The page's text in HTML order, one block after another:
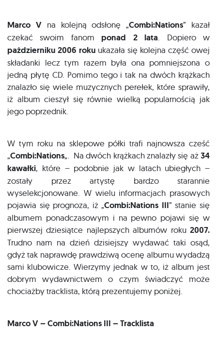
Marco Vna kolejną odsłonę „Combi:Nations” kazał
czekać swoim fanom ponad 2 lata. Dopiero w
pażdzierniku 2006 roku ukazała się kolejna część owej
składanki lecz tym razem była ona pomniejszona o
jedną płytę CD. Pomimo tego i tak na dwóch krążkach
znalazło się wiele muzycznych perełek, które sprawiły,
iż album cieszył się równie wielką popularnością jak
jego poprzednik.
W tym roku na sklepowe półki trafi najnowsza cześć
„Combi:Nations„. Na dwóch krążkach znalazły się aż34
kawałki, które – podobnie jak w latach ubiegłych –
zostały przez artystę bardzo starannie
wyselekcjonowane. W wielu informacjach prasowych
pojawia się prognoza, iż „Combi:Nations III” stanie się
albumem ponadczasowym i na pewno pojawi się w
pierwszej dziesiątce najlepszych albumów roku 2007.
Trudno nam na dzień dzisiejszy wydawać taki osąd,
gdyż tak naprawdę prawdziwą ocenę albumu wydadzą
sami klubowicze. Wierzymy jednak w to, iż album jest
dobrym wydawnictwem o czym świadczyć może
chociażby tracklista, którą prezentujemy poniżej.
Marco V – Combi:Nations III – Tracklista